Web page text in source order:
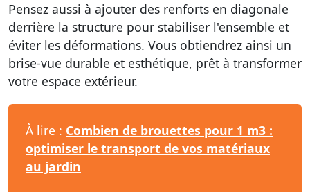
Pensez aussi à ajouter des renforts en diagonale
derrière la structure pour stabiliser l'ensemble et
éviter les déformations. Vous obtiendrez ainsi un
brise-vue durable et esthétique, prêt à transformer
votre espace extérieur.
À lire : Combien de brouettes pour 1 m3 :
optimiser le transport de vos matériaux
au jardin